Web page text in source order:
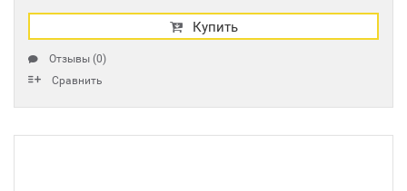
Купить
Отзывы (0)
Сравнить